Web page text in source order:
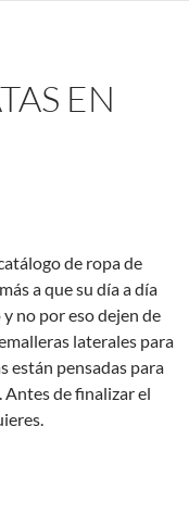
EN
de ropa de
a que su día a día
no por eso dejen de
laterales para
están pensadas para
Antes de finalizar el